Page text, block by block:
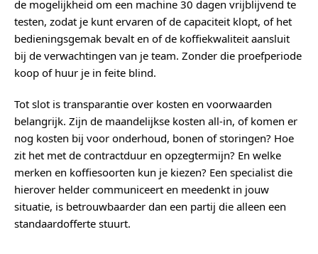
de mogelijkheid om een machine 30 dagen vrijblijvend te
testen, zodat je kunt ervaren of de capaciteit klopt, of het
bedieningsgemak bevalt en of de koffiekwaliteit aansluit
bij de verwachtingen van je team. Zonder die proefperiode
koop of huur je in feite blind.
Tot slot is transparantie over kosten en voorwaarden
belangrijk. Zijn de maandelijkse kosten all-in, of komen er
nog kosten bij voor onderhoud, bonen of storingen? Hoe
zit het met de contractduur en opzegtermijn? En welke
merken en koffiesoorten kun je kiezen? Een specialist die
hierover helder communiceert en meedenkt in jouw
situatie, is betrouwbaarder dan een partij die alleen een
standaardofferte stuurt.